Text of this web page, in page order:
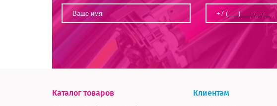
Каталог товаров
Клиентам